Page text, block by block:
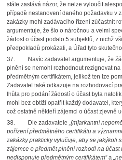
stále zastává názor, že nelze vyloučit
případě nestanovení daného požadavku v
zakázky mohl zadávacího řízení zúčastnit
argumentuje, že šlo o náročnou a velmi
žádosto účast podalo 5 subjektů, z nichž
předpokladů prokázali, a Úřad tyto
37.
Navíc zadavatel argumentuje, že
plnění se nemohl rozhodnout rezignovat
předmětným certifikátem, jelikož ten lze
Zadavatel také odkazuje na rozhodovací
lhůta pro podání žádostí o účast byla
mohl bez obtíží opatřit každý dodavatel,
což ostatně někteří zájemci o účast zjevně
38.
Dle zadavatele „[m]arkantní
pořízení předmětného certifikátu a
zakázky prakticky vylučuje, aby se jakýkoli
zájemce o předmět plnění rozhodl na účast
nedisponuje předmětným certifikátem“a